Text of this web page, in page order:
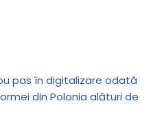
pas în digitalizare odată
din Polonia alături de